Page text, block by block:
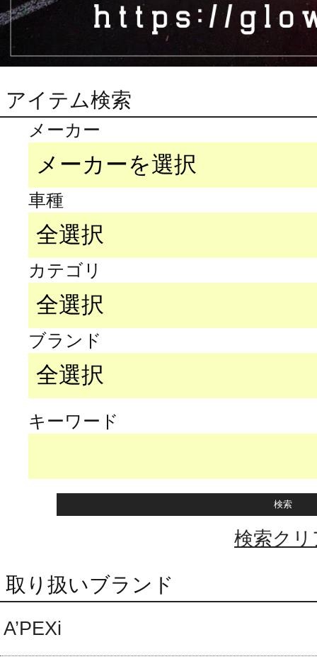
アイテム検索
メーカー
車種
カテゴリ
ブランド
キーワード
検索クリ
取り扱いブランド
A’PEXi